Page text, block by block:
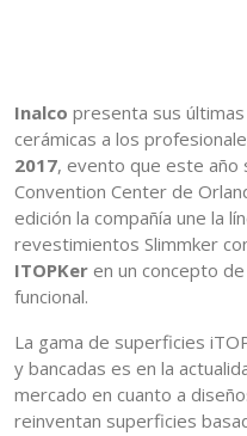
Inalco presenta sus
cerámicas a los
2017, evento que este año
Convention Center de
edición la compañía une la
revestimientos Slimmker
ITOPKer en un concepto
funcional.
La gama de superficies
y bancadas es en la
mercado en cuanto a
reinventan superficies